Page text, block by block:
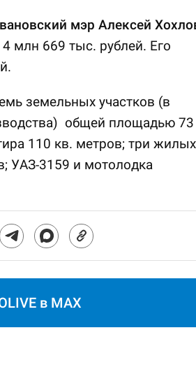
мэр Алексей
млн 669 тыс. рублей. Его
земельных участков (в
общей площадью 73
110 кв. метров; три жилых
УАЗ-3159 и мотолодка
в MAX